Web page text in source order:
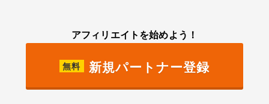
アフィリエイトを始めよう！
無料 新規パートナー登録